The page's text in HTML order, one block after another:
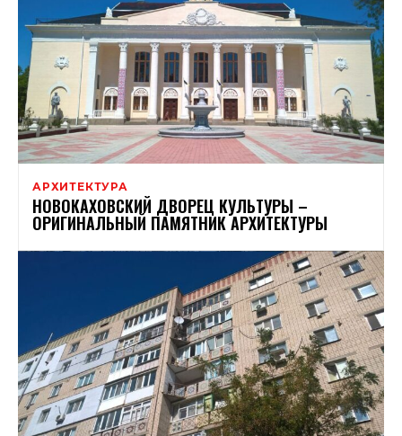
АРХИТЕКТУРА
НОВОКАХОВСКИЙ ДВОРЕЦ КУЛЬТУРЫ –
ОРИГИНАЛЬНЫЙ ПАМЯТНИК АРХИТЕКТУРЫ